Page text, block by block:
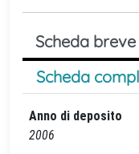
Scheda breve
Scheda
Anno di deposito
2006